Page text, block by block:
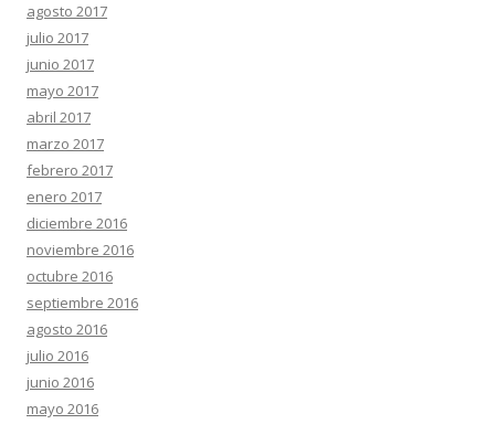
agosto 2017
julio 2017
junio 2017
mayo 2017
abril 2017
marzo 2017
febrero 2017
enero 2017
diciembre 2016
noviembre 2016
octubre 2016
septiembre 2016
agosto 2016
julio 2016
junio 2016
mayo 2016